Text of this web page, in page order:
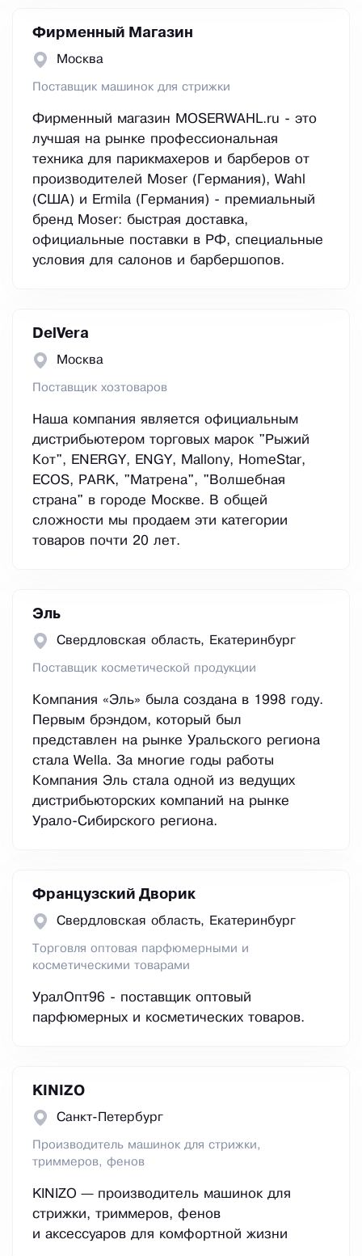
Фирменный Магазин
Москва
Поставщик машинок для стрижки
Фирменный магазин MOSERWAHL.ru - это
лучшая на рынке профессиональная
техника для парикмахеров и барберов от
производителей Moser (Германия), Wahl
(США) и Ermila (Германия) - премиальный
бренд Moser: быстрая доставка,
официальные поставки в РФ, специальные
условия для салонов и барбершопов.
DelVera
Москва
Поставщик хозтоваров
Наша компания является официальным
дистрибьютером торговых марок "Рыжий
Кот", ENERGY, ENGY, Mallony, HomeStar,
ECOS, PARK, "Матрена", "Волшебная
страна" в городе Москве. В общей
сложности мы продаем эти категории
товаров почти 20 лет.
Эль
Свердловская область, Екатеринбург
Поставщик косметической продукции
Компания «Эль» была создана в 1998 году.
Первым брэндом, который был
представлен на рынке Уральского региона
стала Wella. За многие годы работы
Компания Эль стала одной из ведущих
дистрибьюторских компаний на рынке
Урало-Сибирского региона.
Французский Дворик
Свердловская область, Екатеринбург
Торговля оптовая парфюмерными и
косметическими товарами
УралОпт96 - поставщик оптовый
парфюмерных и косметических товаров.
KINIZO
Санкт-Петербург
Производитель машинок для стрижки,
триммеров, фенов
KINIZO — производитель машинок для
стрижки, триммеров, фенов
и аксессуаров для комфортной жизни